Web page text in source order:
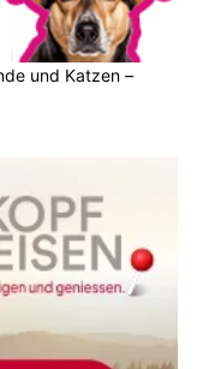
und Katzen –